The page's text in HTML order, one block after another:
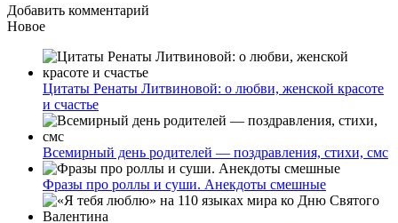
Добавить комментарий
Новое
Цитаты Ренаты Литвиновой: о любви, женской красоте
и счастье
Всемирный день родителей — поздравления, стихи, смс
Фразы про роллы и суши. Анекдоты смешные